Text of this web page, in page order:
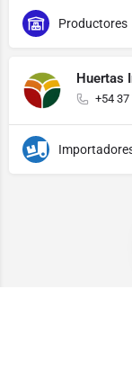
Productores
Huertas
+54